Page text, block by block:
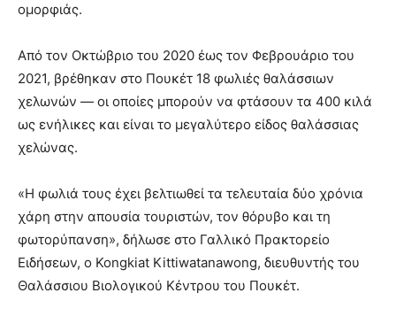
ομορφιάς.
Από τον Οκτώβριο του 2020 έως τον Φεβρουάριο του
2021, βρέθηκαν στο Πουκέτ 18 φωλιές θαλάσσιων
χελωνών — οι οποίες μπορούν να φτάσουν τα 400 κιλά
ως ενήλικες και είναι το μεγαλύτερο είδος θαλάσσιας
χελώνας.
«Η φωλιά τους έχει βελτιωθεί τα τελευταία δύο χρόνια
χάρη στην απουσία τουριστών, τον θόρυβο και τη
φωτορύπανση», δήλωσε στο Γαλλικό Πρακτορείο
Ειδήσεων, ο Kongkiat Kittiwatanawong, διευθυντής του
Θαλάσσιου Βιολογικού Κέντρου του Πουκέτ.